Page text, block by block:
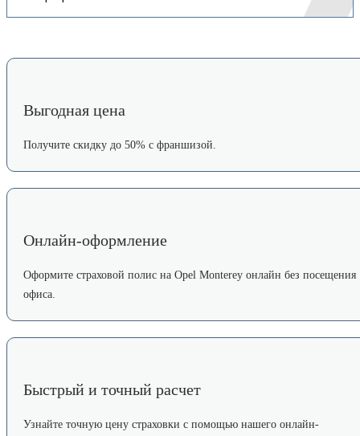
Выгодная цена
Получите скидку до 50% с франшизой.
Онлайн-оформление
Оформите страховой полис на Opel Monterey онлайн без посещения
офиса.
Быстрый и точный расчет
Узнайте точную цену страховки с помощью нашего онлайн-